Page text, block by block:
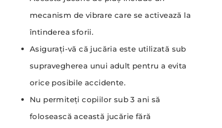
mecanism de vibrare care se activează la
întinderea sforii.
Asigurați-vă că jucăria este utilizată sub
supravegherea unui adult pentru a evita
orice posibile accidente.
Nu permiteți copiilor sub 3 ani să
folosească această jucărie fără